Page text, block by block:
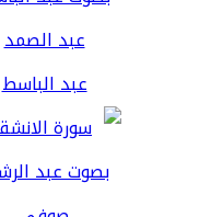
عبد الباسط